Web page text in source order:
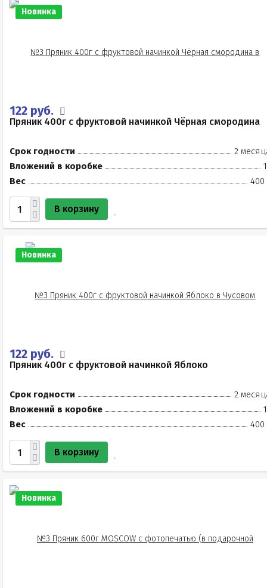
Новинка
122 руб.
Пряник 400г с фруктовой начинкой Чёрная смородина
Срок годности
2
Вложений в коробке
Вес
400
В корзину
Новинка
122 руб.
Пряник 400г с фруктовой начинкой Яблоко
Срок годности
2
Вложений в коробке
Вес
400
В корзину
Новинка